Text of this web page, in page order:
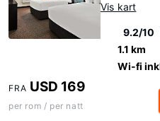
Vis kart
9.2/10
1.1 km
Wi-fi
FRA USD 169
per rom / per natt